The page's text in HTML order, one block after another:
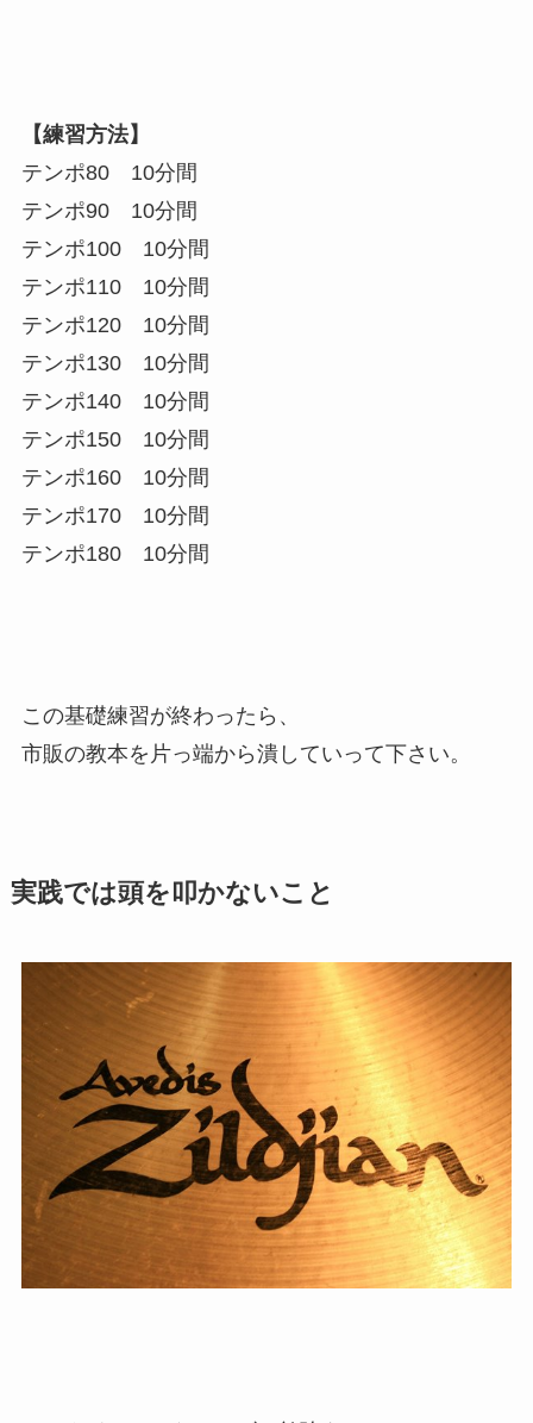
【練習方法】
テンポ80 10分間
テンポ90 10分間
テンポ100 10分間
テンポ110 10分間
テンポ120 10分間
テンポ130 10分間
テンポ140 10分間
テンポ150 10分間
テンポ160 10分間
テンポ170 10分間
テンポ180 10分間
この基礎練習が終わったら、
市販の教本を片っ端から潰していって下さい。
実践では頭を叩かないこと